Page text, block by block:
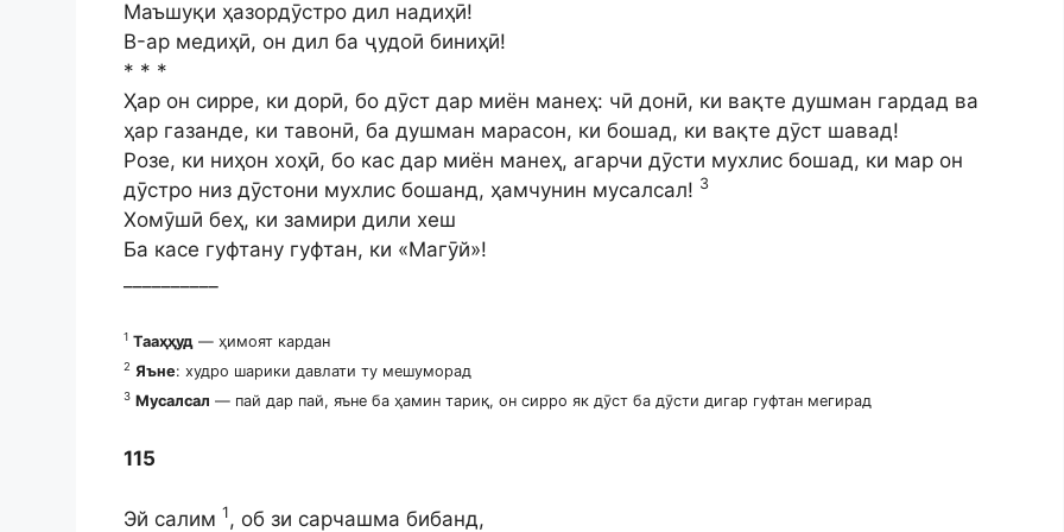
Маъшуқи ҳазордӯстро дил надиҳӣ!
B-ар медиҳӣ, он дил ба ҷудоӣ биниҳӣ!
* * *
Ҳар он сирре, ки дорӣ, бо дӯст дар миён манеҳ: чӣ донӣ, ки вақте душман гардад ва
ҳар газанде, ки тавонӣ, ба душман марасон, ки бошад, ки вақте дӯст шавад!
Розе, ки ниҳон хоҳӣ, бо кас дар миён манеҳ, агарчи дӯсти мухлис бошад, ки мар он
дӯстро низ дӯстони мухлис бошанд, ҳамчунин мусалсал! 3
Хомӯшӣ беҳ, ки замири дили хеш
Ба касе гуфтану гуфтан, ки «Магӯй»!
1 Тааҳҳуд— ҳимоят кардан
2 Яъне: худро шарики давлати ту мешуморад
3 Мусалсал — пай дар пай, яъне ба ҳамин тариқ, он сирро як дӯст ба дӯсти дигар гуфтан мегирад
115
Эй салим 1, об зи сарчашма бибанд,